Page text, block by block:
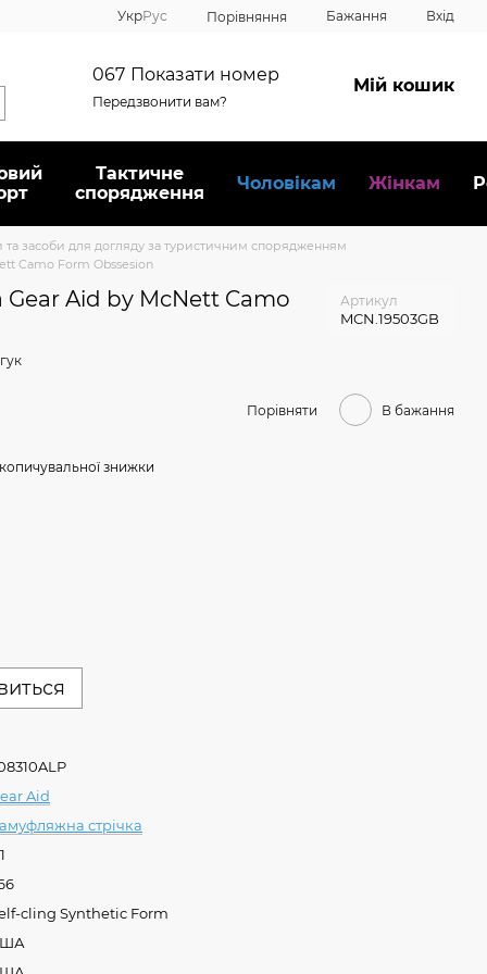
УкрРус Порівняння Бажання Вхід
067 Показати номер
Передзвонити вам?
Мій кошик
Тактичне
спорядження
Чоловікам Жінкам
та засоби для догляду за туристичним спорядженням
Camo Form Obssesion
Aid by McNett Camo Артикул
MCN.19503GB
Порівняти В бажання
знижки
Aid
стрічка
cling Synthetic Form